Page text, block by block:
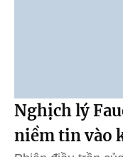
Nghịch lý
niềm tin vào